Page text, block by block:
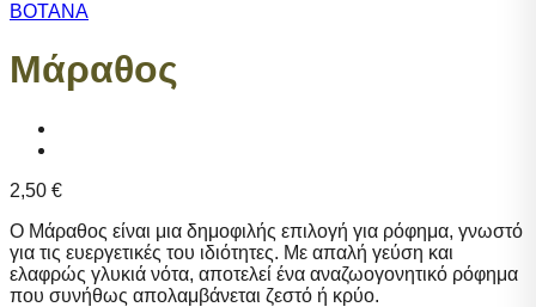
ΒΟΤΑΝΑ
Μάραθος
2,50 €
Ο Μάραθος είναι μια δημοφιλής επιλογή για ρόφημα, γνωστό
για τις ευεργετικές του ιδιότητες. Με απαλή γεύση και
ελαφρώς γλυκιά νότα, αποτελεί ένα αναζωογονητικό ρόφημα
που συνήθως απολαμβάνεται ζεστό ή κρύο.